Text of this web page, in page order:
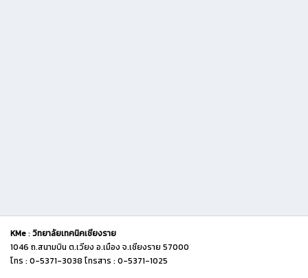
KMe: วิทยาลัยเทคนิคเชียงราย
1046 ถ.สนามบิน ต.เวียง อ.เมือง จ.เชียงราย 57000
โทร : 0-5371-3038 โทรสาร : 0-5371-1025